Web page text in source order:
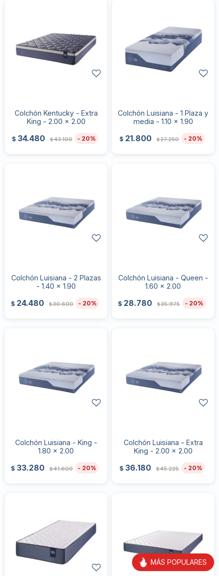
Colchón Kentucky - Extra
King - 2.00 x 2.00
$ 34.480 $43.100 20
Colchón Luisiana - 1 Plaza y
media - 1.10 x 1.90
$ 21.800 $27.250 20
Colchón Luisiana - 2 Plazas
- 1.40 x 1.90
$ 24.480 $30.600 20
Colchón Luisiana - Queen -
1.60 x 2.00
$ 28.780 $35.975 20
Colchón Luisiana - King -
1.80 x 2.00
$ 33.280 $41.600 20
Colchón Luisiana - Extra
King - 2.00 x 2.00
$ 36.180 $45.225 20
MÁS POPULARES